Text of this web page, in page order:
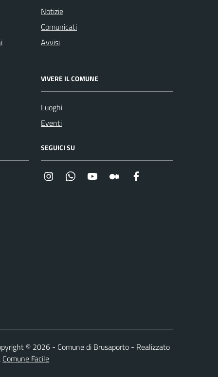
Notizie
Comunicati
Avvisi
VIVERE IL COMUNE
Luoghi
Eventi
SEGUICI SU
InstagramWhatsappYouTube Medium
© 2026 - Comune di Brusaporto - Realizzato
Comune Facile